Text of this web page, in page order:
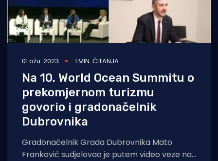
01 ožu. 2023 1 MIN. ČITANJA
Na 10. World Ocean Summitu o
prekomjernom turizmu
govorio i gradonačelnik
Dubrovnika
Gradonačelnik Grada Dubrovnika Mato
Franković sudjelovao je putem video veze na